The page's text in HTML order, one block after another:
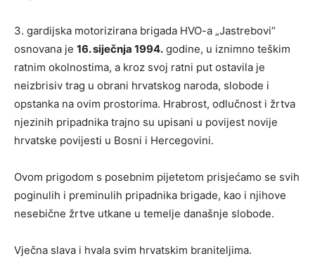
3. gardijska motorizirana brigada HVO-a „Jastrebovi“
osnovana je 16. siječnja 1994. godine, u iznimno teškim
ratnim okolnostima, a kroz svoj ratni put ostavila je
neizbrisiv trag u obrani hrvatskog naroda, slobode i
opstanka na ovim prostorima. Hrabrost, odlučnost i žrtva
njezinih pripadnika trajno su upisani u povijest novije
hrvatske povijesti u Bosni i Hercegovini.
Ovom prigodom s posebnim pijetetom prisjećamo se svih
poginulih i preminulih pripadnika brigade, kao i njihove
nesebične žrtve utkane u temelje današnje slobode.
Vječna slava i hvala svim hrvatskim braniteljima.